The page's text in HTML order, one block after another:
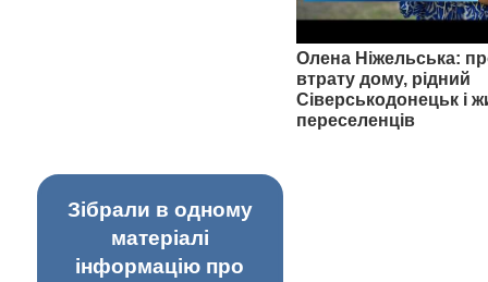
Олена Ніжельська:
втрату дому, рідний
Сіверськодонецьк і
переселенців
Зібрали в одному
матеріалі
інформацію про